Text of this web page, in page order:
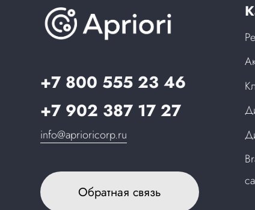
+7 800 555 23 46
+7 902 387 17 27
info@aprioricorp.ru
Обратная связь